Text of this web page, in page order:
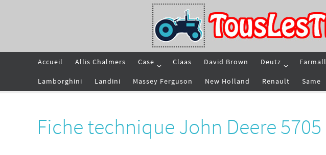
Accueil Allis Chalmers Case Claas David Brown Deutz Farmall
Lamborghini Landini Massey Ferguson New Holland Renault Same
Fiche technique John Deere 5705